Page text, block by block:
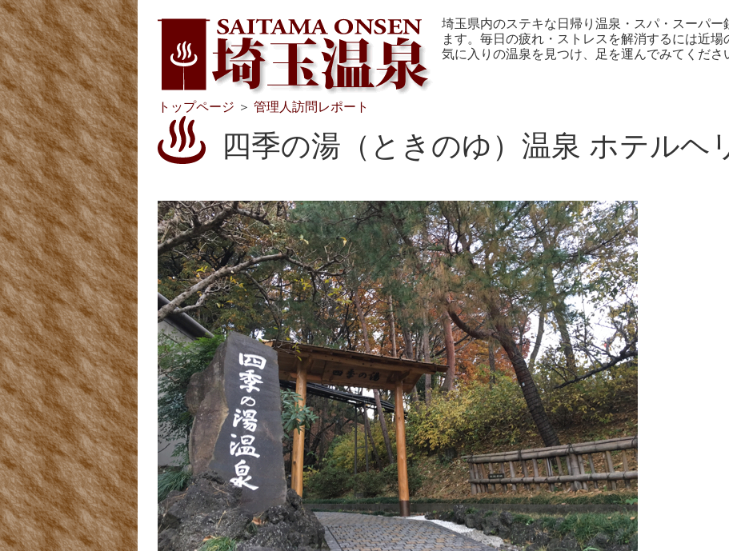
埼玉県内のステキな日帰り温泉・スパ・スーパ
ます。毎日の疲れ・ストレスを解消するには近
気に入りの温泉を見つけ、足を運んでみてくださ
トップページ ＞ 管理人訪問レポート
四季の湯（ときのゆ）温泉 ホテルヘ